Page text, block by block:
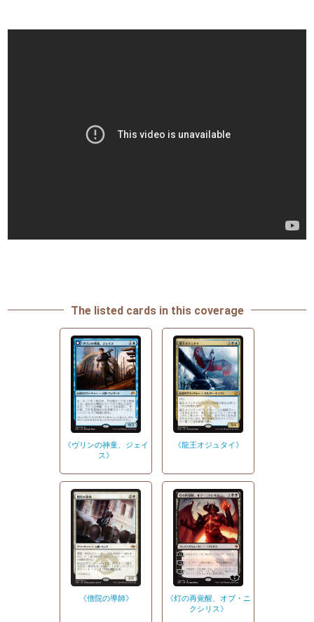
The listed cards in this coverage
《ヴリンの神童、ジェイ
ス》
《龍王オジュタイ》
《僧院の導師》
《灯の再覚醒、オブ・ニ
クシリス》